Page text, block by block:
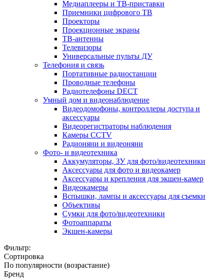
Медиаплееры и ТВ-приставки
Приемники цифрового ТВ
Проекторы
Проекционные экраны
ТВ-антенны
Телевизоры
Универсальные пульты ДУ
Телефония и связь
Портативные радиостанции
Проводные телефоны
Радиотелефоны DECT
Умный дом и видеонаблюдение
Видеодомофоны, контроллеры доступа и
аксессуары
Видеорегистраторы наблюдения
Камеры CCTV
Радионяни и видеоняни
Фото- и видеотехника
Аккумуляторы, ЗУ для фото/видеотехники
Аксессуары для фото и видеокамер
Аксессуары и крепления для экшен-камер
Видеокамеры
Вспышки, лампы и аксессуары для съемки
Объективы
Сумки для фото/видеотехники
Фотоаппараты
Экшен-камеры
Фильтр:
Сортировка
По популярности (возрастание)
Бренд